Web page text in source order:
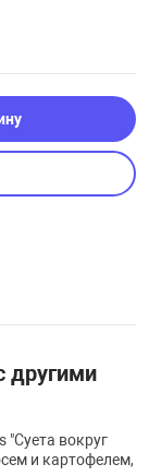
другими
"Суета вокруг
и картофелем,